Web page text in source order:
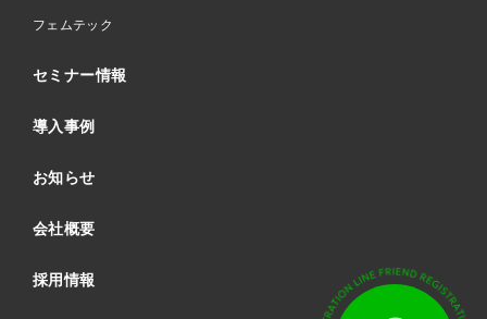
フェムテック
セミナー情報
導入事例
お知らせ
会社概要
採用情報